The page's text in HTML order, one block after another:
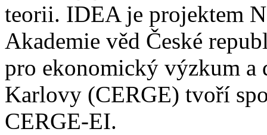
teorii. IDEA je projektem
Akademie věd České
pro ekonomický výzkum
Karlovy (CERGE) tvoří
CERGE-EI.